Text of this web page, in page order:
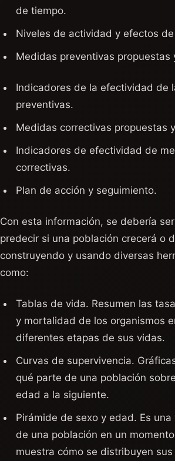
de tiempo.
Niveles de actividad y efectos
Medidas preventivas propuestas
Indicadores de la efectividad de
preventivas.
Medidas correctivas propuestas
Indicadores de efectividad de
correctivas.
Plan de acción y seguimiento.
Con esta información, se debería
predecir si una población crecerá o
construyendo y usando diversas
como:
Tablas de vida. Resumen las
y mortalidad de los organismos
diferentes etapas de sus vidas.
Curvas de supervivencia.
qué parte de una población
edad a la siguiente.
Pirámide de sexo y edad. Es una
de una población en un
muestra cómo se distribuyen